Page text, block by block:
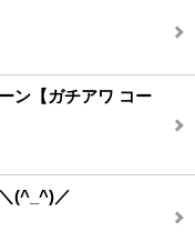
ン【ガチアワ コー
(^_^)／